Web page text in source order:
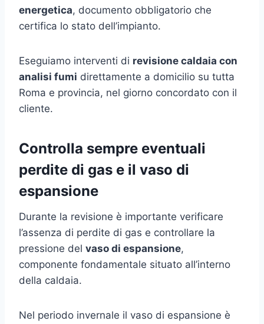
energetica, documento obbligatorio che
certifica lo stato dell’impianto.
Eseguiamo interventi di revisione caldaia con
analisi fumi direttamente a domicilio su tutta
Roma e provincia, nel giorno concordato con il
cliente.
Controlla sempre eventuali
perdite di gas e il vaso di
espansione
Durante la revisione è importante verificare
l’assenza di perdite di gas e controllare la
pressione del vaso di espansione,
componente fondamentale situato all’interno
della caldaia.
Nel periodo invernale il vaso di espansione è